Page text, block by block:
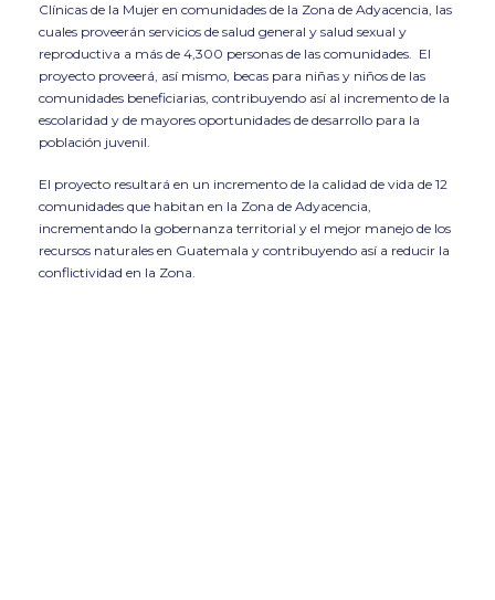
Clínicas de la Mujer en comunidades de la Zona de Adyacencia, las
cuales proveerán servicios de salud general y salud sexual y
reproductiva a más de 4,300 personas de las comunidades. El
proyecto proveerá, así mismo, becas para niñas y niños de las
comunidades beneficiarias, contribuyendo así al incremento de la
escolaridad y de mayores oportunidades de desarrollo para la
población juvenil.
El proyecto resultará en un incremento de la calidad de vida de 12
comunidades que habitan en la Zona de Adyacencia,
incrementando la gobernanza territorial y el mejor manejo de los
recursos naturales en Guatemala y contribuyendo así a reducir la
conflictividad en la Zona.